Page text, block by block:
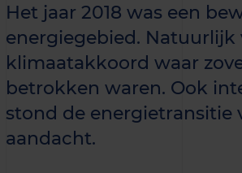
Het jaar 2018 was een
energiegebied. Natuurlijk
klimaatakkoord waar
betrokken waren. Ook
stond de energietransitie
aandacht.